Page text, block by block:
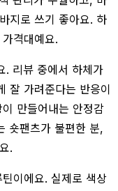
지로 쓰기 좋아요. 하
격대예요.
. 리뷰 중에서 하체가
잘 가려준다는 반응이
만들어내는 안정감
숏팬츠가 불편한 분,
.
이에요. 실제로 색상